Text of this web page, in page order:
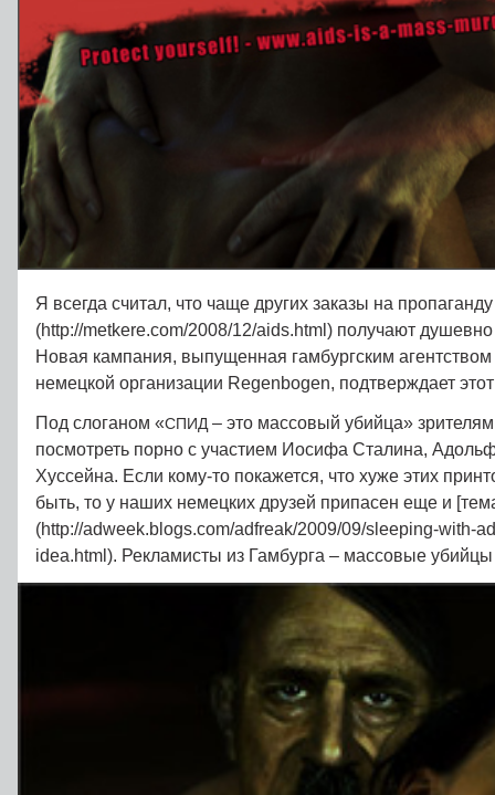
Я всегда считал, что чаще других заказы на
(http://metkere.com/2008/12/aids.html) получают
Новая кампания, выпущенная гамбургским
немецкой организации Regenbogen, подтверждает
Под слоганом «СПИД – это массовый убийца»
посмотреть порно с участием Иосифа Сталина,
Хуссейна. Если кому-то покажется, что хуже этих
быть, то у наших немецких друзей припасен еще и
(http://adweek.blogs.com/adfreak/2009/09/sleeping-with-
idea.html). Рекламисты из Гамбурга – массовые